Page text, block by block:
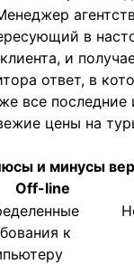
в
и
ответ, в
все последние
цены на
и минусы
Off-line
к